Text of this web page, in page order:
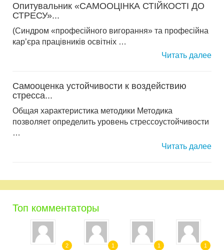
Опитувальник «САМООЦІНКА СТІЙКОСТІ ДО
СТРЕСУ»...
(Синдром «професійного вигорання» та професійна
кар’єра працівників освітніх …
Читать далее
Самооценка устойчивости к воздействию
стресса...
Общая характеристика методики Методика
позволяет определить уровень стрессоустойчивости
…
Читать далее
Топ комментаторы
2
1
1
1